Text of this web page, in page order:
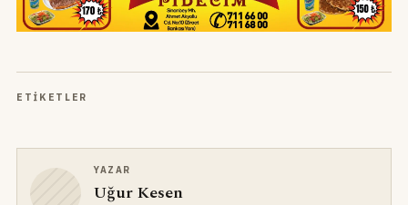
ETIKETLER
YAZAR
Uğur Kesen